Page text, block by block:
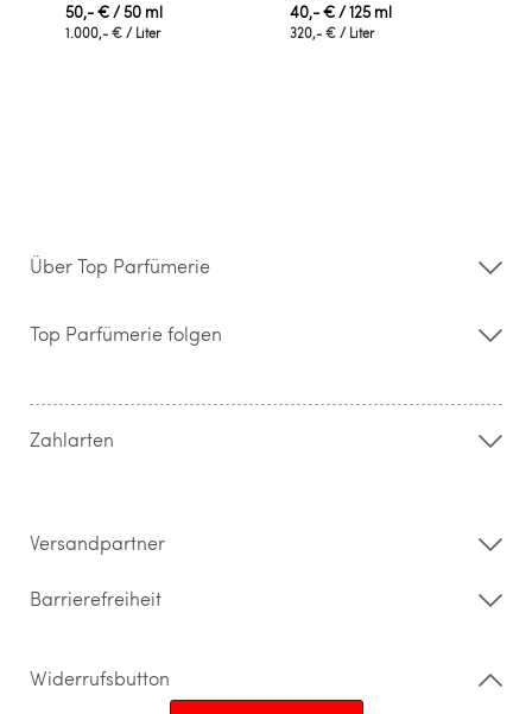
50,- €/ 50 ml
1.000,- € / Liter
40,- €/ 125 ml
320,- € / Liter
Über Top Parfümerie
Storefinder
Kontakt
Widerrufsrecht & Rückgabebedingungen
Top Parfümerie folgen
Zahlarten
Versandpartner
Barrierefreiheit
Widerrufsbutton